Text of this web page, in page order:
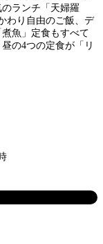
ランチ「天婦羅
わり自由のご飯、デ
魚」定食もすべて
の4つの定食が「リ